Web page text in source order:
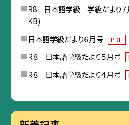
R8 日本語学級 学級だより
KB)
日本語学級だより６月号
PDF
R８ 日本語学級だより５月号
R８ 日本語学級だより４月号